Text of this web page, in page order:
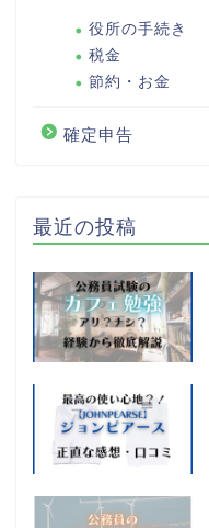
役所の手続き
税金
節約・お金
確定申告
最近の投稿